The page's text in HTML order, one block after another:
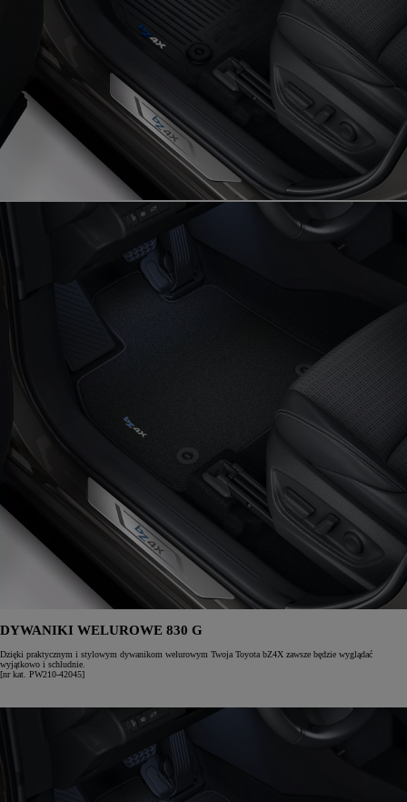
DYWANIKI WELUROWE 830 G
Dzięki praktycznym i stylowym dywanikom welurowym Twoja Toyota bZ4X zawsze będzie wyglądać
wyjątkowo i schludnie.
[nr kat. PW210-42045]